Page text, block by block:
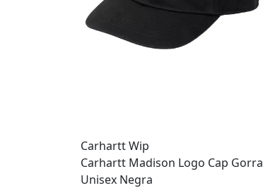
Carhartt Wip
Carhartt Madison Logo Cap Gorra
Unisex Negra